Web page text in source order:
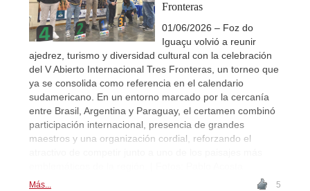
Fronteras
01/06/2026 – Foz do
Iguaçu volvió a reunir
ajedrez, turismo y diversidad cultural con la celebración
del V Abierto Internacional Tres Fronteras, un torneo que
ya se consolida como referencia en el calendario
sudamericano. En un entorno marcado por la cercanía
entre Brasil, Argentina y Paraguay, el certamen combinó
participación internacional, presencia de grandes
maestros y una organización cordial, reforzando el
Más... 5